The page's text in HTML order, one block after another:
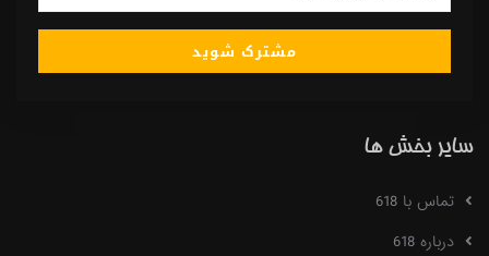
مشترک شوید
سایر بخش ها
تماس با 618
درباره 618